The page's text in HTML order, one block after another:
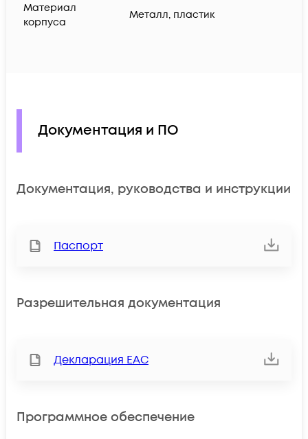
Материал
корпуса
Металл, пластик
Документация и ПО
Документация, руководства и инструкции
Паспорт
Разрешительная документация
Декларация ЕАС
Программное обеспечение